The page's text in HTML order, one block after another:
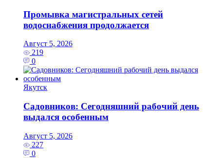
Промывка магистральных сетей
водоснабжения продолжается
Август 5, 2026
219
0
Якутск
Садовников: Сегодняшний рабочий день
выдался особенным
Август 5, 2026
227
0